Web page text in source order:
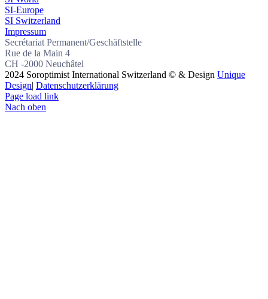
SI-Europe
SI Switzerland
Impressum
Secrétariat Permanent/Geschäftstelle
Rue de la Main 4
CH -2000 Neuchâtel
2024 Soroptimist International Switzerland © & Design Unique
Design| Datenschutzerklärung
Page load link
Nach oben